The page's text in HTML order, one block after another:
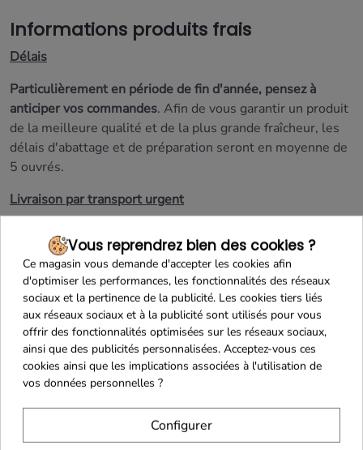
Informations produits frais
Délais
Particulièrement en période de fin d'année, pensez à
anticiper vos commandes. Afin de vous garantir un produit
de la meilleure qualité et de la plus grande fraîcheur, les
délais d'abattage et de préparation seront en moyenne de
5 ouvrés.
Livraison par transport urgent
Afin de garantir le strict respect de la chaîne du froid lors
de la livraison de ce produit,nous vous recommandons
vivement de choisir la méthode de livraison
CHRONOFRESH(Chronopost Fresh : transport réfrigéré).
Livraison en France Continentale uniquement
Produit frais
S'agissant d'un produit frais avec une DLC courte et
nécessitant des moyens de conservation et de transport
le droit de rétractation ne peut être exercé
pour ce produit(Article L.221-28 du Code de la
Vous reprendrez bien des cookies ?
Ce magasin vous demande d'accepter les cookies afin
d'optimiser les performances, les fonctionnalités des réseaux
sociaux et la pertinence de la publicité. Les cookies tiers liés
aux réseaux sociaux et à la publicité sont utilisés pour vous
offrir des fonctionnalités optimisées sur les réseaux sociaux,
ainsi que des publicités personnalisées. Acceptez-vous ces
cookies ainsi que les implications associées à l'utilisation de
vos données personnelles ?
Configurer